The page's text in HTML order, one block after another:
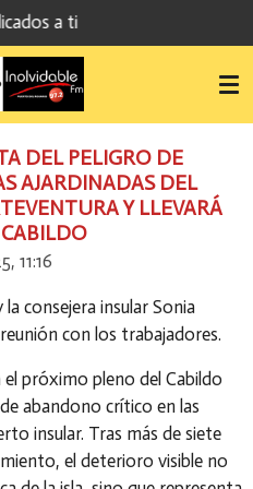
a ti
DEL PELIGRO DE
AJARDINADAS DEL
Y LLEVARÁ
11:16
consejera insular Sonia
con los trabajadores.
el próximo pleno del Cabildo
abandono crítico en las
insular. Tras más de siete
el deterioro visible no